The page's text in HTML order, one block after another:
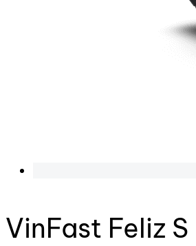
VinFast Feliz S